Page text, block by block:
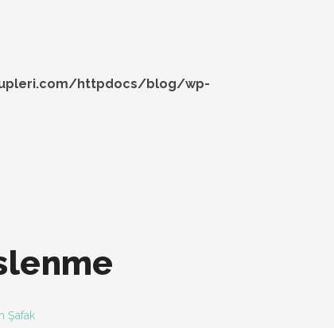
httpdocs/blog/wp-
Şafak